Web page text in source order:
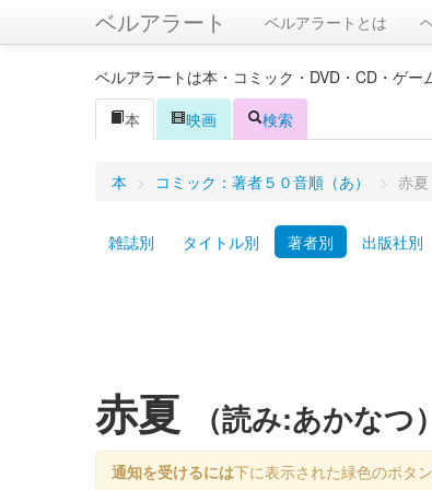
ベルアラート ベルアラートとは
ベルアラートは本・コミック・DVD・CD・ゲー
本
映画 検索
本 > コミック：著者５０音順（あ） > 赤夏
雑誌別 タイトル別 著者別 出版社別
赤夏 （読み:あかなつ）
通知を受けるには下に表示された緑色のボタ